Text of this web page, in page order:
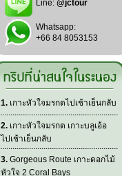
Line: @jctour
Whatsapp:
+66 84 8053153
1. เกาะหัวใจมรกตไปเช้าเย็นกลับ
2. เกาะหัวใจมรกต เกาะบลูเอ้อ
ไปเช้าเย็นกลับ
3. Gorgeous Route เกาะดอกไม้
หัวใจ 2 Coral Bays